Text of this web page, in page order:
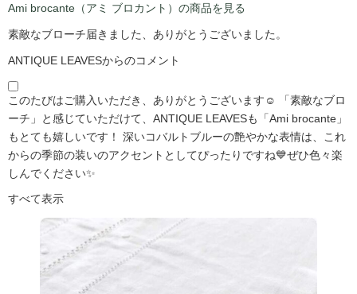
Ami brocante（アミ ブロカント）の商品を見る
素敵なブローチ届きました、ありがとうございました。
ANTIQUE LEAVESからのコメント
このたびはご購入いただき、ありがとうございます☺️ 「素敵なブロ
ーチ」と感じていただけて、ANTIQUE LEAVESも「Ami brocante」
もとても嬉しいです！ 深いコバルトブルーの艶やかな表情は、これ
からの季節の装いのアクセントとしてぴったりですね💙ぜひ色々楽
しんでください✨
すべて表示